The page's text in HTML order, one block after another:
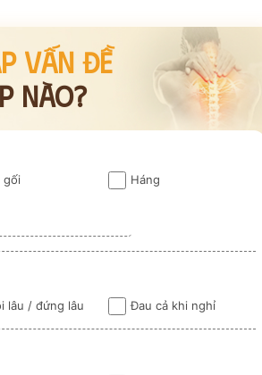
VẤN ĐỀ
NÀO?
gối Háng
lâu / đứng lâu Đau cả khi nghỉ